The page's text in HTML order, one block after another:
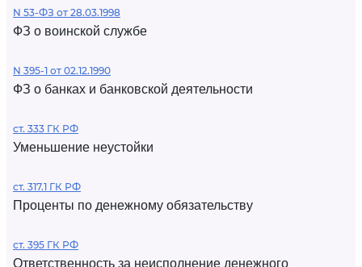
N 53-ФЗ от 28.03.1998
ФЗ о воинской службе
N 395-1 от 02.12.1990
ФЗ о банках и банковской деятельности
ст. 333 ГК РФ
Уменьшение неустойки
ст. 317.1 ГК РФ
Проценты по денежному обязательству
ст. 395 ГК РФ
Ответственность за неисполнение денежного